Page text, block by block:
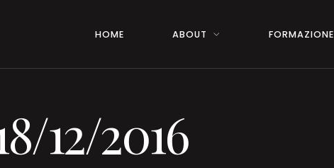
HOME ABOUT FORMAZIONE
12/2016